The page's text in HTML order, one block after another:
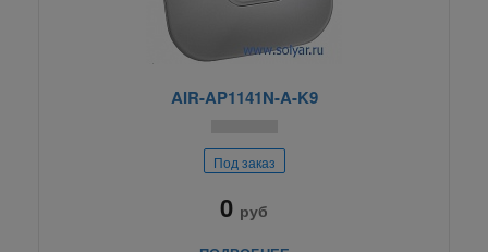
AIR-AP1141N-A-K9
Под заказ
0 руб